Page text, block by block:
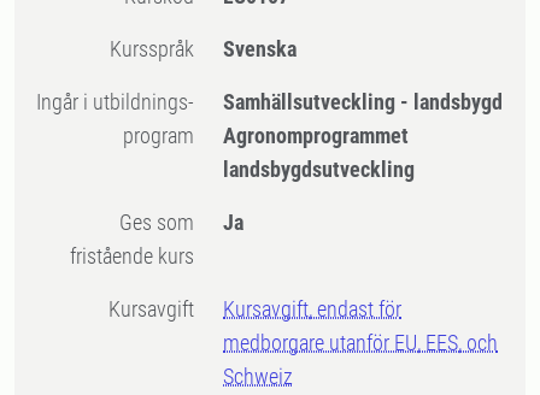
Kursspråk Svenska
Ingår i utbildnings-
program
Samhällsutveckling - landsbygd
Agronomprogrammet
landsbygdsutveckling
Ges som
fristående kurs
Ja
Kursavgift
Kursavgift, endast för
medborgare utanför EU, EES, och
Schweiz